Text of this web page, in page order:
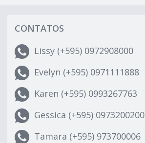
CONTATOS
Lissy (+595) 0972908000
Evelyn (+595) 0971111888
Karen (+595) 0993267763
Gessica (+595) 0973200200
Tamara (+595) 973700006